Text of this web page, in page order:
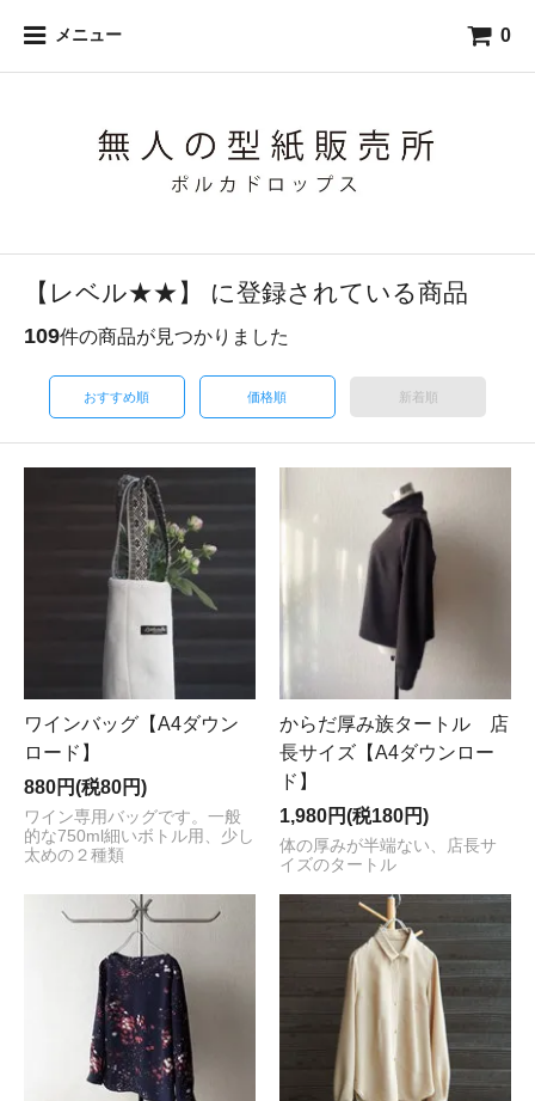
メニュー 0
【レベル★★】 に登録されている商品
109件の商品が見つかりました
おすすめ順 価格順 新着順
ワインバッグ【A4ダウン
ロード】
880円(税80円)
ワイン専用バッグです。一般
的な750ml細いボトル用、少し
太めの２種類
からだ厚み族タートル 店
長サイズ【A4ダウンロー
ド】
1,980円(税180円)
体の厚みが半端ない、店長サ
イズのタートル